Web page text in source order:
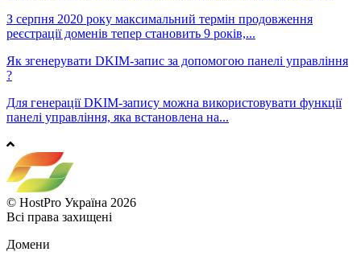
З серпня 2020 року максимальний термін продовження
реєстрації доменів тепер становить 9 років,...
Як згенерувати DKIM-запис за допомогою панелі управління
?
Для генерації DKIM-запису можна використовувати функції
панелі управління, яка встановлена ​​на...
© HostPro Україна 2026
Всі права захищені
Домени